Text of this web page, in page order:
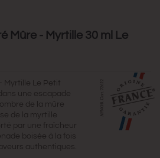
Mûre - Myrtille 30 ml Le
Myrtille Le Petit
une escapade
de la mûre
de la myrtille
par une fraîcheur
boisée à la fois
authentiques.